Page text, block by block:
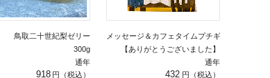
鳥取二十世紀梨ゼリー
300g
通年
918
メッセージ＆カフェタイムプチギフト
【ありがとうございました】
通年
432